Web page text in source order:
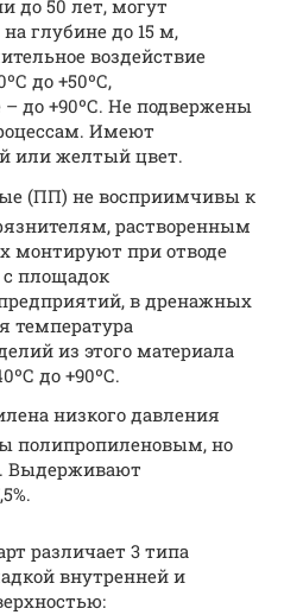
до 50 лет, могут
глубине до 15 м,
воздействие
до +50ºС,
– до +90ºС. Не подвержены
Имеют
или желтый цвет.
(ПП) не восприимчивы к
растворенным
монтируют при отводе
площадок
в дренажных
температура
из этого материала
до +90ºС.
низкого давления
полипропиленовым, но
Выдерживают
различает 3 типа
внутренней и